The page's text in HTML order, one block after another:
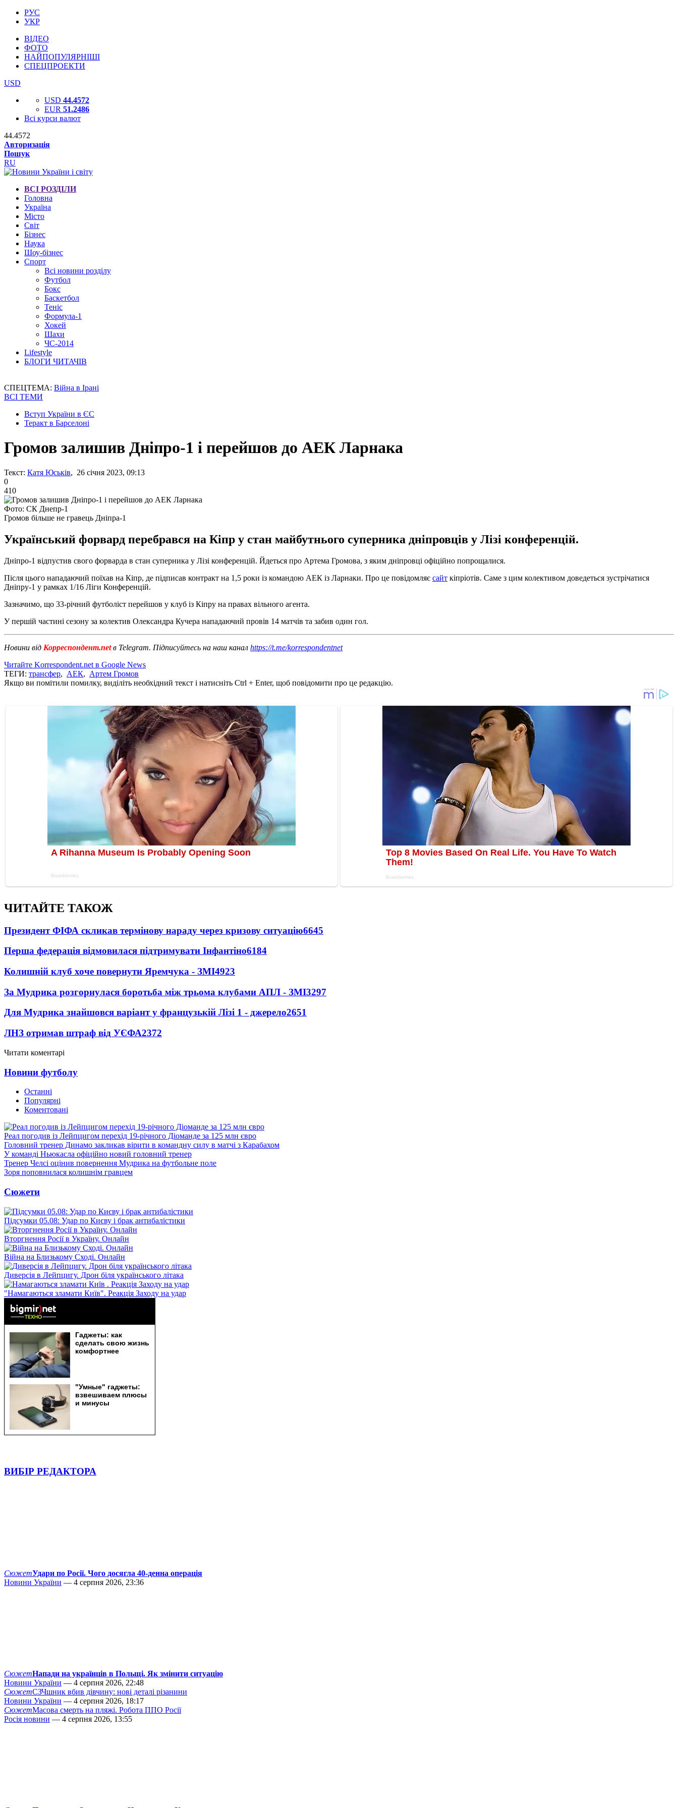
РУС
УКР
ВІДЕО
ФОТО
НАЙПОПУЛЯРНІШІ
СПЕЦПРОЕКТИ
USD
USD 44.4572
EUR 51.2486
Всі курси валют
44.4572
Авторизація
Пошук
RU
ВСІ РОЗДІЛИ
Головна
Україна
Місто
Світ
Бізнес
Наука
Шоу-бізнес
Спорт
Всі новини розділу
Футбол
Бокс
Баскетбол
Теніс
Формула-1
Хокей
Шахи
ЧС-2014
Lifestyle
БЛОГИ ЧИТАЧІВ
СПЕЦТЕМА: Війна в Ірані
ВСІ ТЕМИ
Вступ України в ЄС
Теракт в Барселоні
Громов залишив Дніпро-1 і перейшов до АЕК Ларнака
Текст: Катя Юськів, 26 січня 2023, 09:13
0
410
Фото: СК Днепр-1
Громов більше не гравець Дніпра-1
Український форвард перебрався на Кіпр у стан майбутнього суперника дніпровців у Лізі конференцій.
Дніпро-1 відпустив свого форварда в стан суперника у Лізі конференцій. Йдеться про Артема Громова, з яким дніпровці офіційно попрощалися.
Після цього нападаючий поїхав на Кіпр, де підписав контракт на 1,5 роки із командою АЕК із Ларнаки. Про це повідомляє сайт кіпріотів. Саме з цим колективом доведеться зустрічатися
Дніпру-1 у рамках 1/16 Ліги Конференцій.
Зазначимо, що 33-річний футболіст перейшов у клуб із Кіпру на правах вільного агента.
У першій частині сезону за колектив Олександра Кучера нападаючий провів 14 матчів та забив один гол.
Новини від Корреспондент.netв Telegram. Підписуйтесь на наш канал https://t.me/korrespondentnet
Читайте Korrespondent.net в Google News
ТЕГИ: трансфер, АЕК, Артем Громов
Якщо ви помітили помилку, виділіть необхідний текст і натисніть Ctrl + Enter, щоб повідомити про це редакцію.
ЧИТАЙТЕ ТАКОЖ
Президент ФІФА скликав термінову нараду через кризову ситуацію6645
Перша федерація відмовилася підтримувати Інфантіно6184
Колишній клуб хоче повернути Яремчука - ЗМІ4923
За Мудрика розгорнулася боротьба між трьома клубами АПЛ - ЗМІ3297
Для Мудрика знайшовся варіант у французькій Лізі 1 - джерело2651
ЛНЗ отримав штраф від УЄФА2372
Читати коментарі
Новини футболу
Останні
Популярні
Коментовані
Реал погодив із Лейпцигом перехід 19-річного Діоманде за 125 млн євро
Головний тренер Динамо закликав вірити в командну силу в матчі з Карабахом
У команді Ньюкасла офіційно новий головний тренер
Тренер Челсі оцінив повернення Мудрика на футбольне поле
Зоря поповнилася колишнім гравцем
Сюжети
Підсумки 05.08: Удар по Києву і брак антибалістики
Вторгнення Росії в Україну. Онлайн
Війна на Близькому Сході. Онлайн
Диверсія в Лейпцигу. Дрон біля українського літака
"Намагаються зламати Київ". Реакція Заходу на удар
ВИБІР РЕДАКТОРА
СюжетУдари по Росії. Чого досягла 40-денна операція
Новини України — 4 серпня 2026, 23:36
СюжетНапади на українців в Польщі. Як змінити ситуацію
Новини України — 4 серпня 2026, 22:48
СюжетСЗЧшник вбив дівчину: нові деталі різанини
Новини України — 4 серпня 2026, 18:17
СюжетМасова смерть на пляжі. Робота ППО Росії
Росія новини — 4 серпня 2026, 13:55